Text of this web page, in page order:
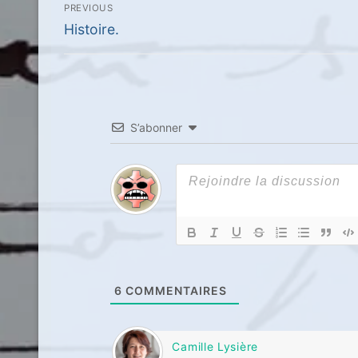
de
PREVIOUS
Previous
post:
Histoire.
S’abonner
6 COMMENTAIRES
Camille Lysière